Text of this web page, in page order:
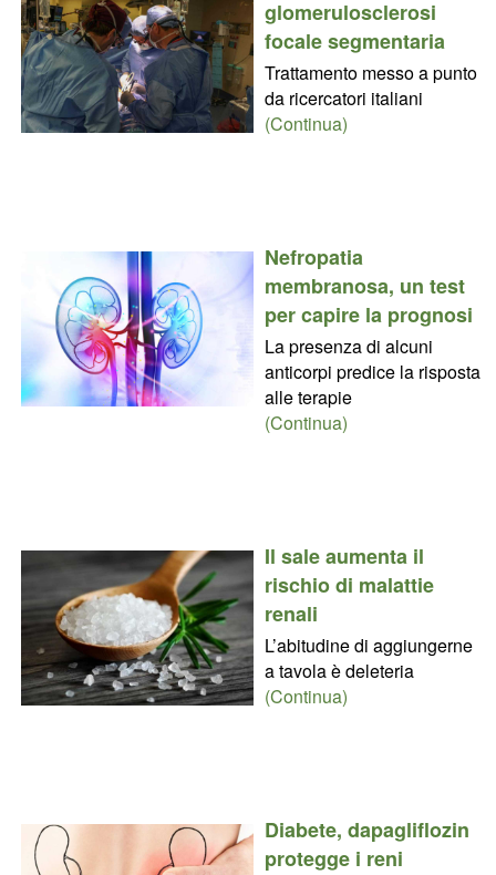
glomerulosclerosi
focale segmentaria
Trattamento messo a punto
da ricercatori italiani
(Continua)
Nefropatia
membranosa, un test
per capire la prognosi
La presenza di alcuni
anticorpi predice la risposta
alle terapie
(Continua)
Il sale aumenta il
rischio di malattie
renali
L’abitudine di aggiungerne
a tavola è deleteria
(Continua)
Diabete, dapagliflozin
protegge i reni